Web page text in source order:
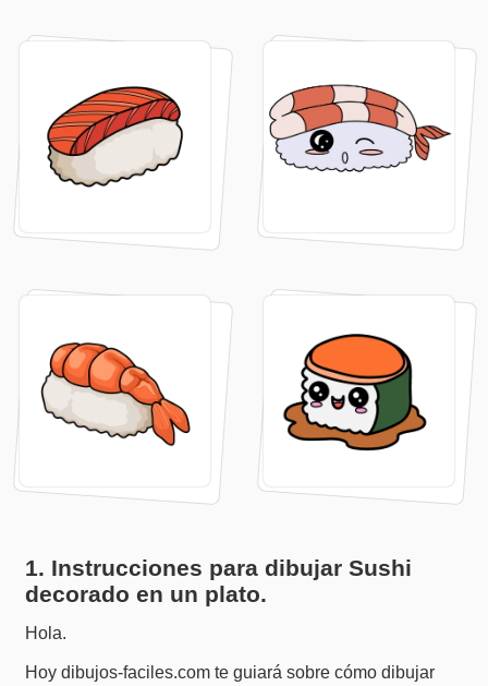
1. Instrucciones para dibujar Sushi
decorado en un plato.
Hola.
Hoy dibujos-faciles.com te guiará sobre cómo dibujar